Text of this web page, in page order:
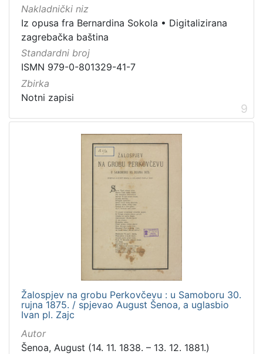
Nakladnički niz
Iz opusa fra Bernardina Sokola • Digitalizirana
zagrebačka baština
Standardni broj
ISMN 979-0-801329-41-7
Zbirka
Notni zapisi
9
Žalospjev na grobu Perkovčevu : u Samoboru 30.
rujna 1875. / spjevao August Šenoa, a uglasbio
Ivan pl. Zajc
Autor
Šenoa, August (14. 11. 1838. – 13. 12. 1881.)